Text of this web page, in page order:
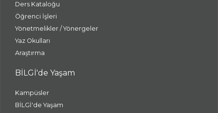
Ders Kataloğu
Öğrenci İşleri
Yönetmelikler / Yönergeler
Yaz Okulları
Araştırma
BİLGİ'de Yaşam
Kampüsler
BİLGİ'de Yaşam